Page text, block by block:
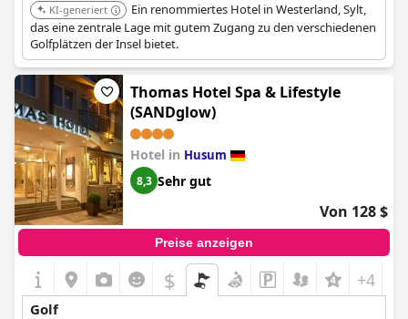
KI-generiert
Ein renommiertes Hotel in Westerland, Sylt,
das eine zentrale Lage mit gutem Zugang zu den verschiedenen
Golfplätzen der Insel bietet.
Thomas Hotel Spa & Lifestyle
(SANDglow)
Hotel in Husum
8,3 Sehr gut
Von 128 $
Preise anzeigen
$ +4
Golf